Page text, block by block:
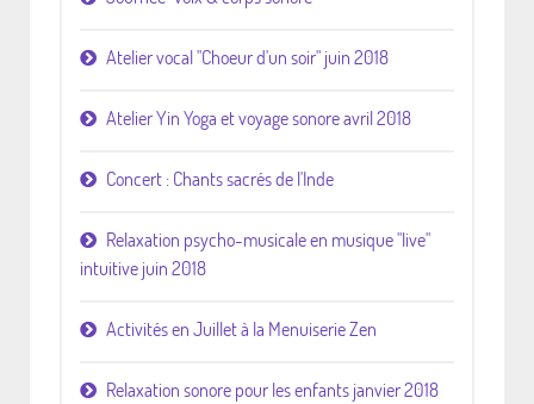
Atelier vocal "Choeur d'un soir" juin 2018
Atelier Yin Yoga et voyage sonore avril 2018
Concert : Chants sacrés de l'Inde
Relaxation psycho-musicale en musique "live"
intuitive juin 2018
Activités en Juillet à la Menuiserie Zen
Relaxation sonore pour les enfants janvier 2018